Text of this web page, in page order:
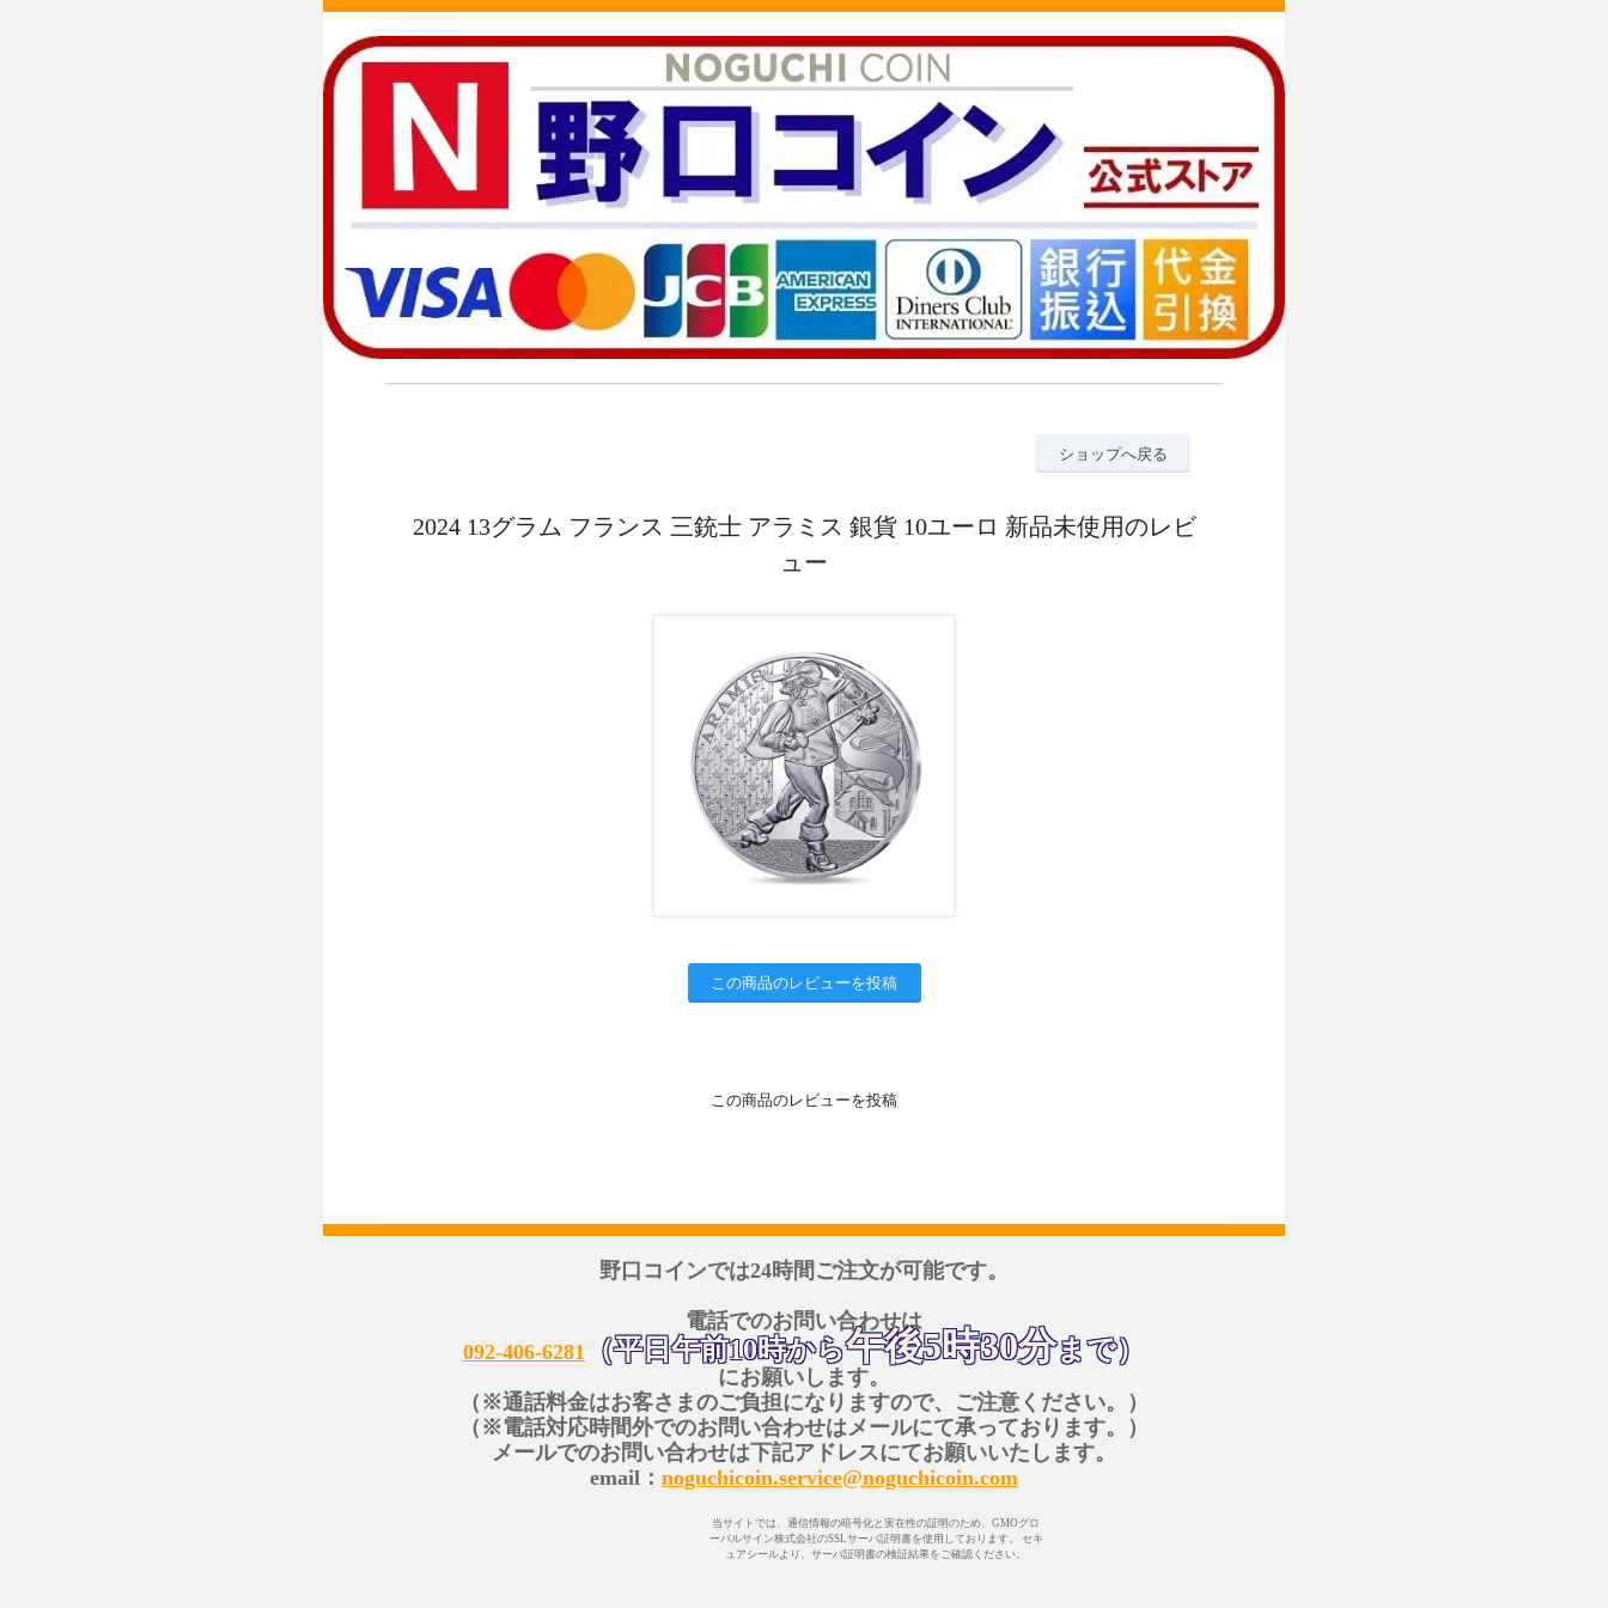
ショップへ戻る
2024 13グラム フランス 三銃士 アラミス 銀貨 10ユーロ 新品未使用のレビ
ュー
この商品のレビューを投稿
この商品のレビューを投稿
野口コインでは24時間ご注文が可能です。
電話でのお問い合わせは
092-406-6281
（平日午前10時から午後5時30分まで）
にお願いします。
（※通話料金はお客さまのご負担になりますので、ご注意ください。）
（※電話対応時間外でのお問い合わせはメールにて承っております。）
メールでのお問い合わせは下記アドレスにてお願いいたします。
email： noguchicoin.service@noguchicoin.com
当サイトでは、通信情報の暗号化と実在性の証明のため、GMOグロ
ーバルサイン株式会社のSSLサーバ証明書を使用しております。 セキ
ュアシールより、サーバ証明書の検証結果をご確認ください。